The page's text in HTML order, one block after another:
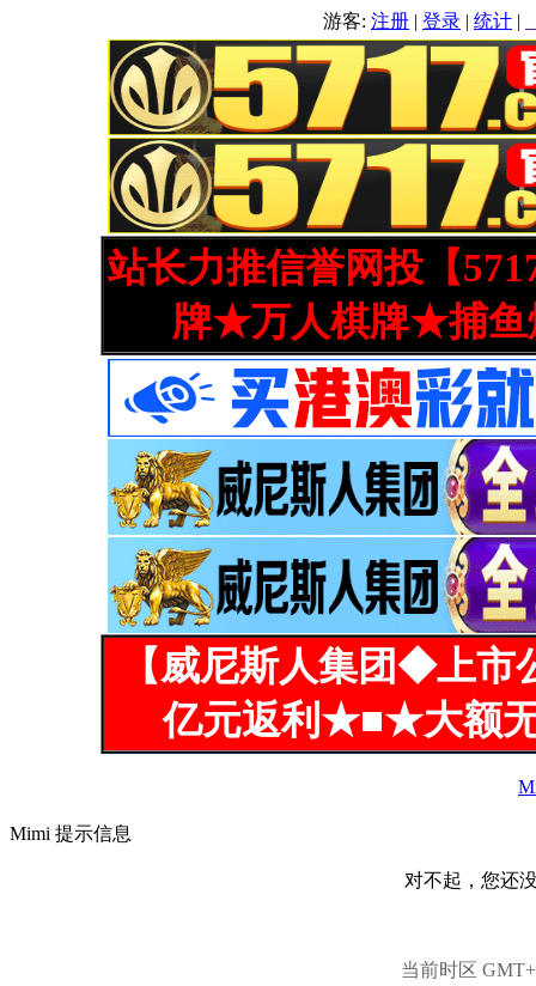
游客: 注册 | 登录 | 统计 |
站长力推信誉网投【
牌★万人棋牌★捕鱼
【威尼斯人集团◆上
亿元返利★■★大额
Mimi 提示信息
对不起，您还
当前时区